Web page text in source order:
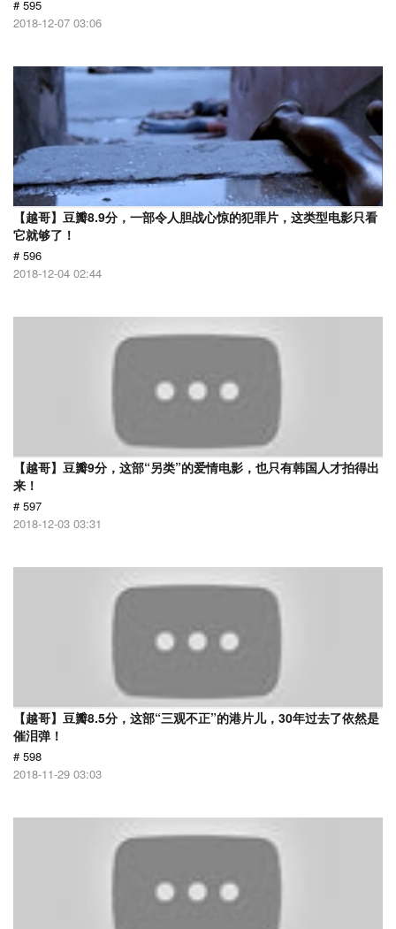
# 595
2018-12-07 03:06
【越哥】豆瓣8.9分，一部令人胆战心惊的犯罪片，这类型电影只看
它就够了！
# 596
2018-12-04 02:44
【越哥】豆瓣9分，这部“另类”的爱情电影，也只有韩国人才拍得出
来！
# 597
2018-12-03 03:31
【越哥】豆瓣8.5分，这部“三观不正”的港片儿，30年过去了依然是
催泪弹！
# 598
2018-11-29 03:03